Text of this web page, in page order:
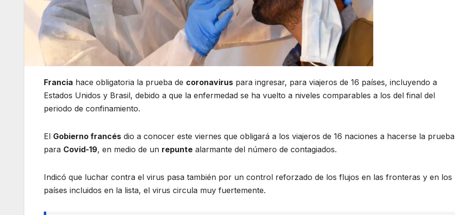
Francia hace obligatoria la prueba de coronavirus para ingresar, para viajeros de 16 países, incluyendo a
Estados Unidos y Brasil, debido a que la enfermedad se ha vuelto a niveles comparables a los del final del
periodo de confinamiento.
El Gobierno francés dio a conocer este viernes que obligará a los viajeros de 16 naciones a hacerse la prueba
para Covid-19, en medio de un repunte alarmante del número de contagiados.
Indicó que luchar contra el virus pasa también por un control reforzado de los flujos en las fronteras y en los
países incluidos en la lista, el virus circula muy fuertemente.